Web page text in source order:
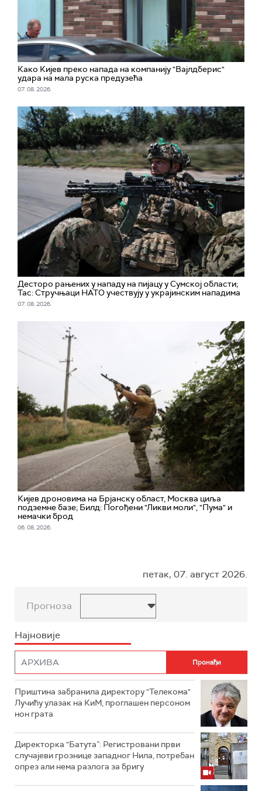
Како Кијев преко напада на компанију "Вајлдберис"
удара на мала руска предузећа
07. 08. 2026.
Десторо рањених у нападу на пијацу у Сумској области;
Тас: Стручњаци НАТО учествују у украјинским нападима
07. 08. 2026.
Кијев дроновима на Брјанску област, Москва циља
подземне базе; Билд: Погођени "Ликви моли", "Пума" и
немачки брод
06. 08. 2026.
петак, 07. август 2026.
Прогноза
Најновије
Приштина забранила директору "Телекома"
Лучићу улазак на КиМ, проглашен персоном
нон грата
Директорка "Батута”: Регистровани први
случајеви грознице западног Нила, потребан
опрез али нема разлога за бригу